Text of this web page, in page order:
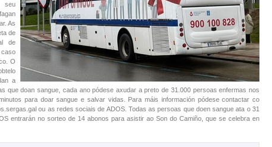
seu
As
de
de
caso
O
a
que doan sangue, cada ano pódese axudar a preto de 31.000 persoas enfermas nos
para doar sangue e salvar vidas. Para máis información pódese contactar co
ou as redes sociais de ADOS. Todas as persoas que doen sangue ata o 31
entrarán no sorteo de 14 abonos para asistir ao Son do Camiño, que se celebra en